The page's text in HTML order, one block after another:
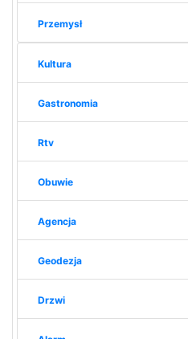
Przemysł
Kultura
Gastronomia
Rtv
Obuwie
Agencja
Geodezja
Drzwi